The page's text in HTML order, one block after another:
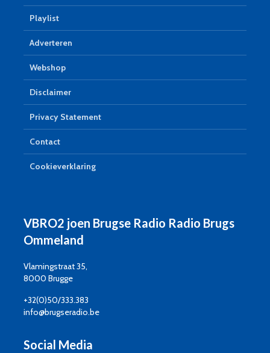
Playlist
Adverteren
Webshop
Disclaimer
Privacy Statement
Contact
Cookieverklaring
VBRO2 joen Brugse Radio Radio Brugs
Ommeland
Vlamingstraat 35,
8000 Brugge
+32(0)50/333.383
info@brugseradio.be
Social Media